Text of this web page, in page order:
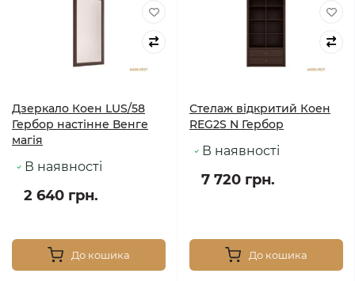
Дзеркало Коен LUS/58
Гербор настінне Венге
магія
В наявності
2 640 грн.
До кошика
Стелаж відкритий Коен
REG2S N Гербор
В наявності
7 720 грн.
До кошика